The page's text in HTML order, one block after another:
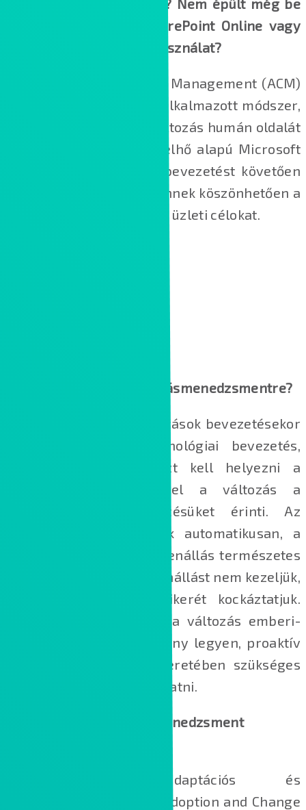
a rutinszerű Teams, SharePoint Online vagy
OneDrive for Business használat?
Az Adoption and Change Management (ACM)
egy a Microsoft által is alkalmazott módszer,
melynek célja, hogy a változás humán oldalát
menedzselje, ezáltal a felhő alapú Microsoft
termékek használata a bevezetést követően
rutinszerűvé váljon, és ennek köszönhetően a
szervezet elérje az elvárt üzleti célokat.
Miért van szükség változásmenedzsmentre?
A Microsoft 365 alkalmazások bevezetésekor
nem elegendő a technológiai bevezetés,
legalább akkora fókuszt kell helyezni a
felhasználókra is, mivel a változás a
mindennapi munkavégzésüket érinti. Az
emberek nem változnak automatikusan, a
változással szembeni ellenállás természetes
viselkedés. Ha ezt az ellenállást nem kezeljük,
a bevezetési projekt sikerét kockáztatjuk.
Annak érdekében, hogy a változás emberi-
üzleti oldala is gördülékeny legyen, proaktív
változásmenedzsment keretében szükséges
a felhasználókat is támogatni.
Adaptációs és változásmenedzsment
A Kontron adaptációs és
változásmenedzsment (Adoption and Change